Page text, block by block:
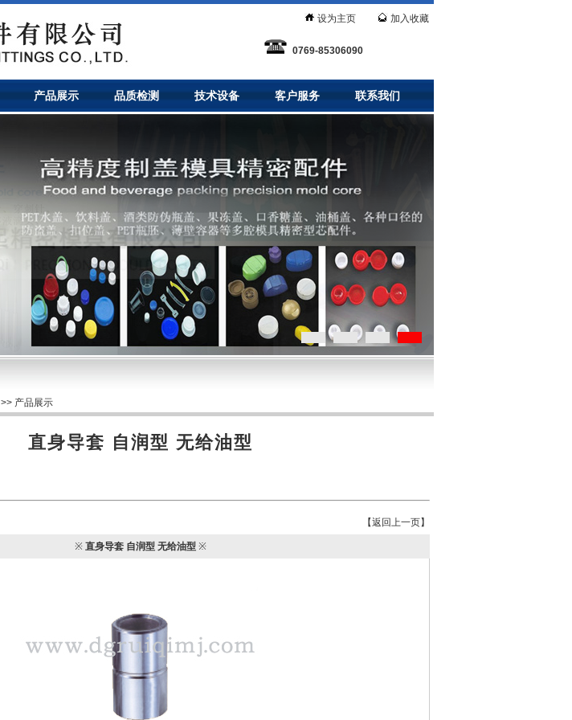
设为主页 加入收藏
0769-85306090
产品展示 品质检测 技术设备 客户服务 联系我们
>> 产品展示
直身导套 自润型 无给油型
【返回上一页】
※ 直身导套 自润型 无给油型 ※